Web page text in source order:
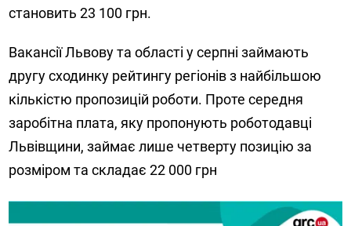
становить 23 100 грн.
Вакансії Львову та області у серпні займають
другу сходинку рейтингу регіонів з найбільшою
кількістю пропозицій роботи. Проте середня
заробітна плата, яку пропонують роботодавці
Львівщини, займає лише четверту позицію за
розміром та складає 22 000 грн